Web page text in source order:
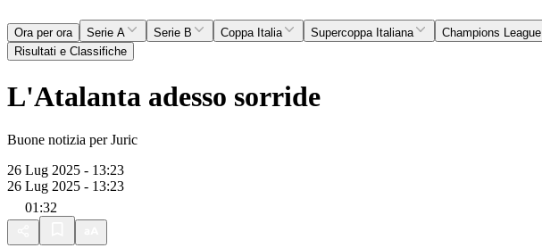
Ora per ora Serie A Serie B Coppa Italia Supercoppa Italiana Champions League
Risultati e Classifiche
L'Atalanta adesso sorride
Buone notizia per Juric
26 Lug 2025 - 13:23
26 Lug 2025 - 13:23
01:32